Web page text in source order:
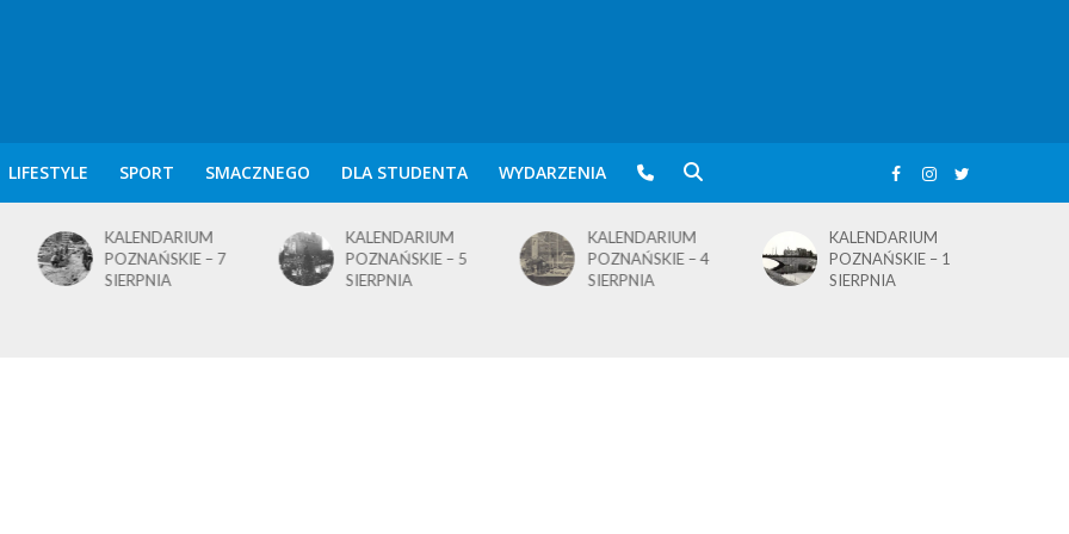
LIFESTYLE SPORT SMACZNEGO DLA STUDENTA WYDARZENIA
KALENDARIUM
POZNAŃSKIE – 7
SIERPNIA
KALENDARIUM
POZNAŃSKIE – 5
SIERPNIA
KALENDARIUM
POZNAŃSKIE – 4
SIERPNIA
KALENDARIUM
POZNAŃSKIE – 1
SIERPNIA